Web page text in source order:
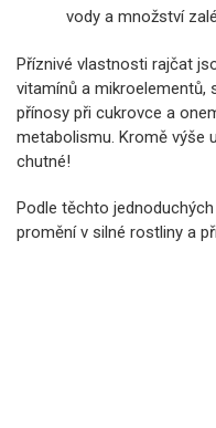
vody a množství
Příznivé vlastnosti rajčat
vitamínů a mikroelementů,
přínosy při cukrovce a
metabolismu. Kromě výše
chutné!
Podle těchto
promění v silné rostliny a